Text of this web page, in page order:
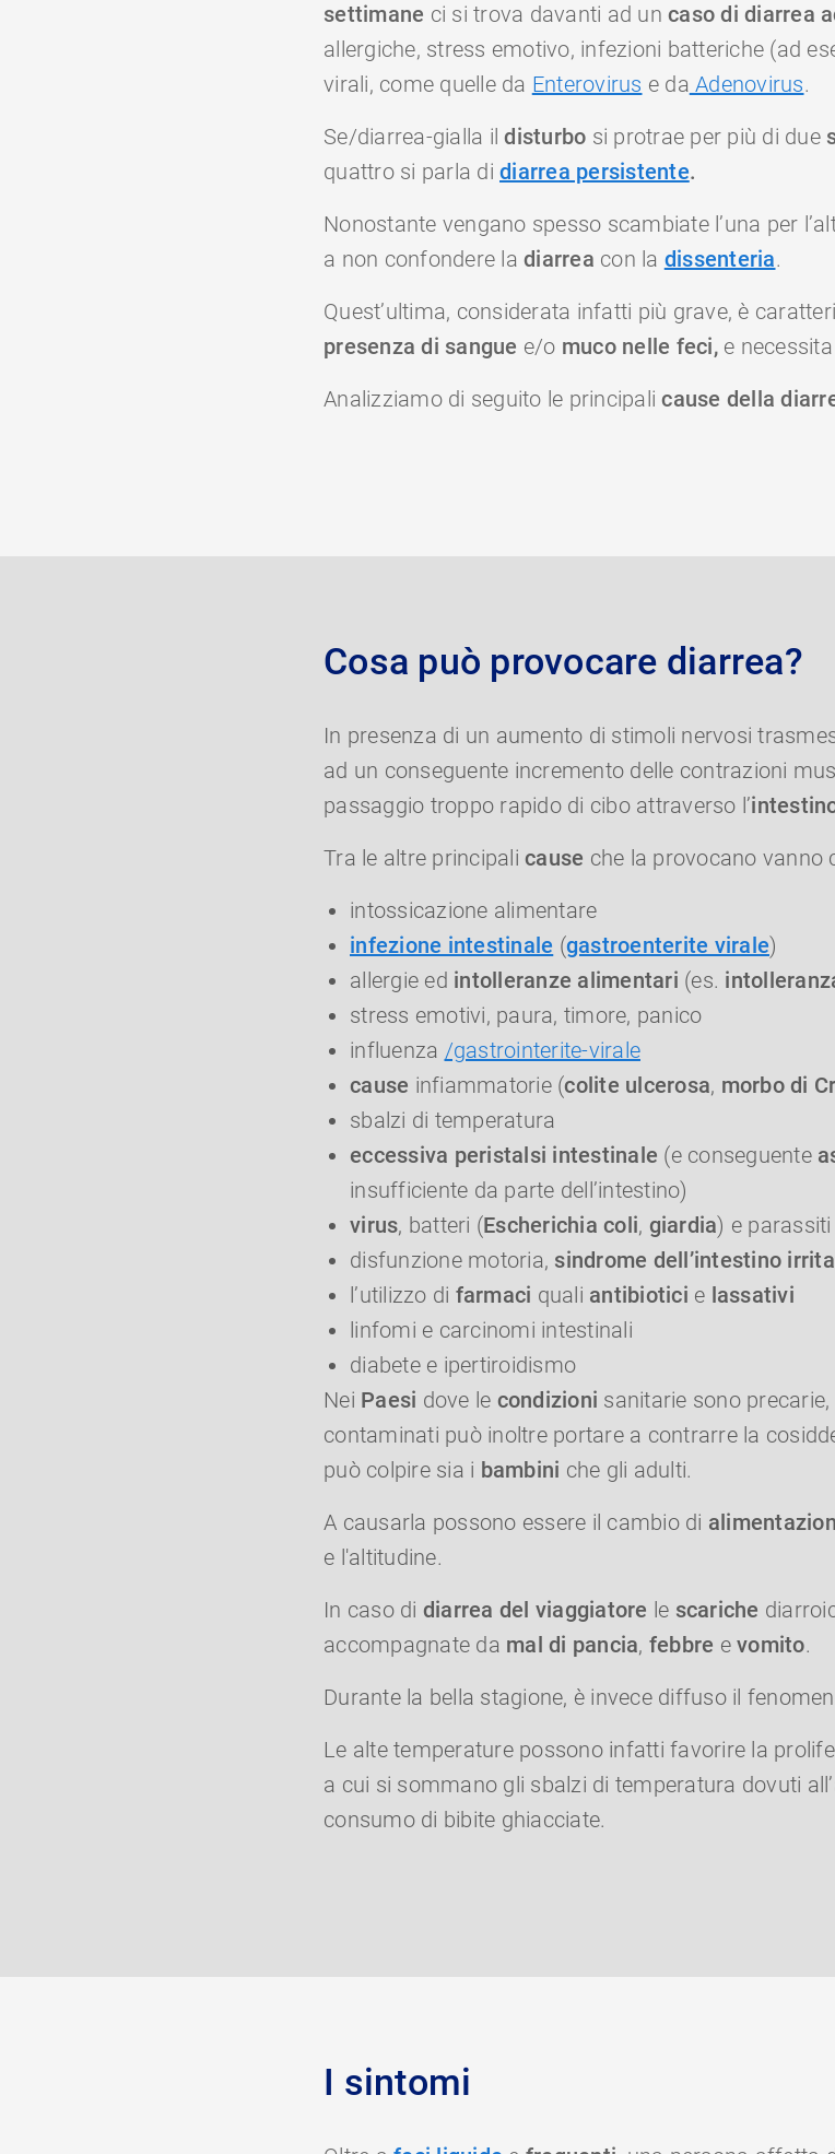
settimane ci si trova davanti ad un caso di diarrea
allergiche, stress emotivo, infezioni batteriche (ad
virali, come quelle da Enterovirus e da Adenovirus.
Se/diarrea-gialla il disturbo si protrae per più di due
quattro si parla di diarrea persistente.
Nonostante vengano spesso scambiate l’una per
a non confondere la diarrea con la dissenteria.
Quest’ultima, considerata infatti più grave, è
presenza di sangue e/o muco nelle feci,e necessita
Analizziamo di seguito le principalicause della
Cosa può provocare diarrea?
In presenza di un aumento di stimoli nervosi
ad un conseguente incremento delle contrazioni
passaggio troppo rapido di cibo attraverso l’
Tra le altre principali cause che la provocano vanno
intossicazione alimentare
infezione intestinale (gastroenterite virale)
allergie ed intolleranze alimentari (es.
stress emotivi, paura, timore, panico
influenza /gastrointerite-virale
cause infiammatorie (colite ulcerosa, morbo di
sbalzi di temperatura
eccessiva peristalsi intestinale (e conseguente
insufficiente da parte dell’intestino)
virus, batteri (Escherichia coli, giardia) e parassiti
disfunzione motoria, sindrome dell’intestino
l’utilizzo di farmaci quali antibiotici e lassativi
linfomi e carcinomi intestinali
diabete e ipertiroidismo
Nei Paesi dove le condizioni sanitarie sono
contaminati può inoltre portare a contrarre la
può colpire sia i bambini che gli adulti.
A causarla possono essere il cambio di
e l'altitudine.
In caso di diarrea del viaggiatore le scariche
accompagnate da mal di pancia, febbre evomito.​​
Durante la bella stagione, è invece diffuso il
Le alte temperature possono infatti favorire la
a cui si sommano gli sbalzi di temperatura dovuti
consumo di bibite ghiacciate.
I sintomi